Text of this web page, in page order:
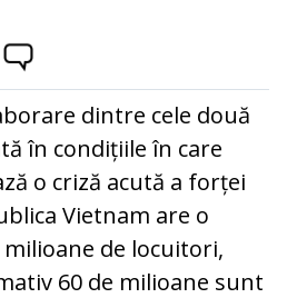
dintre cele două
în condițiile în care
o criză acută a forței
Vietnam are o
de locuitori,
60 de milioane sunt